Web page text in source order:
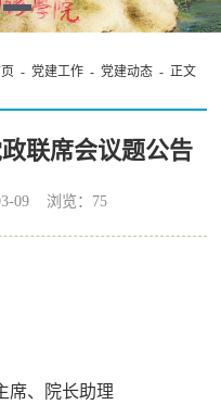
- 党建工作- 党建动态- 正文
联席会议题公告
09 浏览： 75
席、院长助理